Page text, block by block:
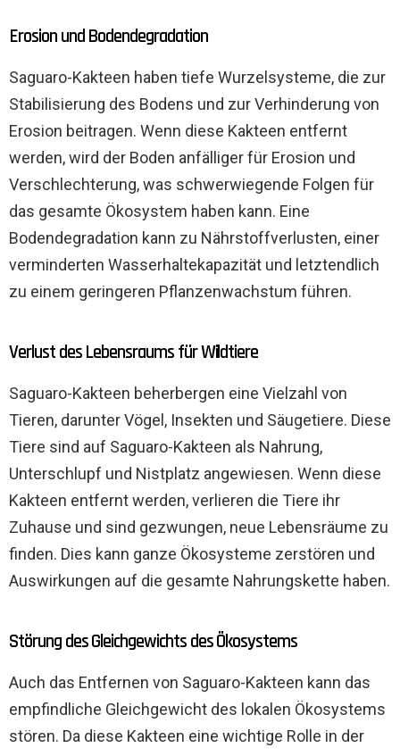
Erosion und Bodendegradation
Saguaro-Kakteen haben tiefe Wurzelsysteme, die zur
Stabilisierung des Bodens und zur Verhinderung von
Erosion beitragen. Wenn diese Kakteen entfernt
werden, wird der Boden anfälliger für Erosion und
Verschlechterung, was schwerwiegende Folgen für
das gesamte Ökosystem haben kann. Eine
Bodendegradation kann zu Nährstoffverlusten, einer
verminderten Wasserhaltekapazität und letztendlich
zu einem geringeren Pflanzenwachstum führen.
Verlust des Lebensraums für Wildtiere
Saguaro-Kakteen beherbergen eine Vielzahl von
Tieren, darunter Vögel, Insekten und Säugetiere. Diese
Tiere sind auf Saguaro-Kakteen als Nahrung,
Unterschlupf und Nistplatz angewiesen. Wenn diese
Kakteen entfernt werden, verlieren die Tiere ihr
Zuhause und sind gezwungen, neue Lebensräume zu
finden. Dies kann ganze Ökosysteme zerstören und
Auswirkungen auf die gesamte Nahrungskette haben.
Störung des Gleichgewichts des Ökosystems
Auch das Entfernen von Saguaro-Kakteen kann das
empfindliche Gleichgewicht des lokalen Ökosystems
stören. Da diese Kakteen eine wichtige Rolle in der